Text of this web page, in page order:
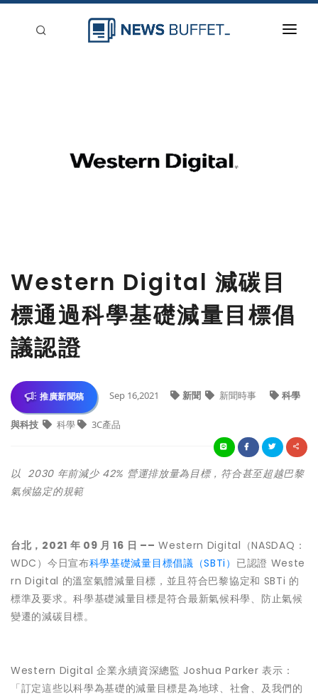
Western Digital 減碳目
標通過科學基礎減量目標倡
議認證
推廣新聞稿 Sep 16,2021 新聞 新聞時事 科學
與科技 科學 3C產品
以 2030 年前減少 42% 營運排放量為目標，符合甚至超越巴黎
氣候協定的規範
台北，2021 年 09 月 16 日 –– Western Digital（NASDAQ：
WDC）今日宣布科學基礎減量目標倡議（SBTi） 已認證 Weste
rn Digital 的溫室氣體減量目標，並且符合巴黎協定和 SBTi 的
標準及要求。科學基礎減量目標是符合最新氣候科學、防止氣候
變遷的減碳目標。
Western Digital 企業永續資深總監 Joshua Parker 表示：
「訂定這些以科學為基礎的減量目標是為地球、社會、及我們的